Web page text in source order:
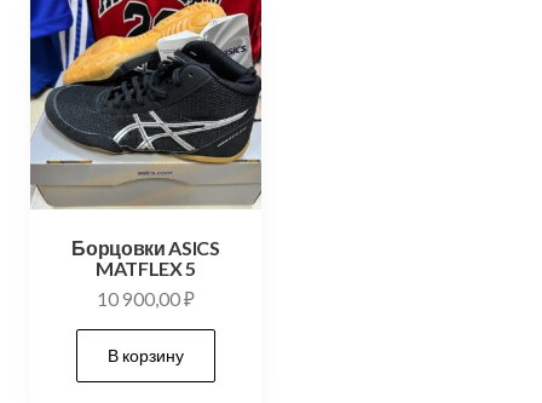
Борцовки ASICS
MATFLEX 5
10 900,00₽
В корзину